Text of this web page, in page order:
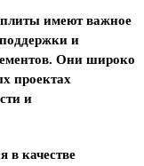
плиты имеют важное
и
Они широко
проектах
и
в качестве